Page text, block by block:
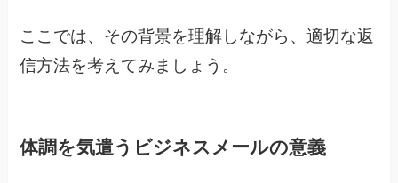
ここでは、その背景を理解しながら、適切な返
信方法を考えてみましょう。
体調を気遣うビジネスメールの意義